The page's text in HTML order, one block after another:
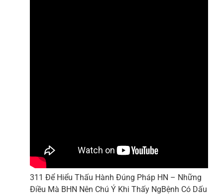
311 Để Hiểu Thấu Hành Đúng Pháp HN – Những
Điều Mà BHN Nên Chú Ý Khi Thấy NgBệnh Có Dấu